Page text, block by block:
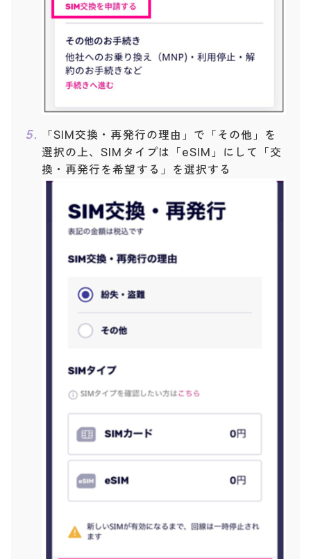
「SIM交換・再発行の理由」で「その他」を
選択の上、SIMタイプは「eSIM」にして「交
換・再発行を希望する」を選択する